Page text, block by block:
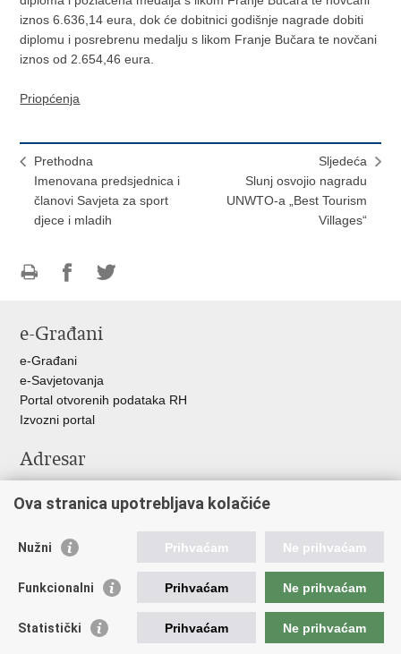
iznos 6.636,14 eura, dok će dobitnici godišnje nagrade dobiti
diplomu i posrebrenu medalju s likom Franje Bučara te novčani
iznos od 2.654,46 eura.
Priopćenja
Prethodna
​Imenovana predsjednica i
članovi Savjeta za sport
djece i mladih
Sljedeća
Slunj osvojio nagradu
UNWTO-a „Best Tourism
Villages“
FacebookuTwitteru
e-Građani
e-Građani
e-Savjetovanja
Portal otvorenih podataka RH
Izvozni portal
Adresar
Adresar tijela javne vlasti
Vlada RH
Predsjednik RH
Ova stranica upotrebljava kolačiće
Nužni Prihvaćam Ne prihvaćam
Funkcionalni Prihvaćam Ne prihvaćam
Statistički Prihvaćam Ne prihvaćam